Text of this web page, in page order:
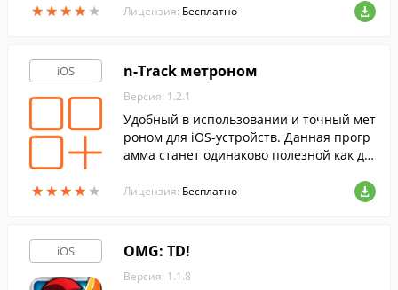
★★★★ ★
★★★★ ★
всех совершаемых операций.
Лицензия: Бесплатно
iOS
★★★★ ★
★★★★ ★
n-Track метроном
Версия: 1.2.1
Удобный в использовании и точный мет
роном для iOS-устройств. Данная прогр
амма станет одинаково полезной как дл
ьных музыкантов.
Лицензия: Бесплатно
iOS OMG: TD!
Версия: 1.1.8